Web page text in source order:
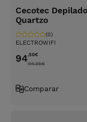
Cecotec
Quartzo
ELECTROWIFI
(0)
94,50€
114.35€
Comparar